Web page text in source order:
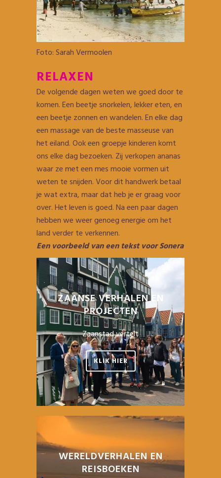
Foto: Sarah Vermoolen
RELAXEN
De volgende dagen weten we goed door te
komen. Een beetje snorkelen, lekker eten, en
een beetje zonnen en wandelen. En elke dag
een massage van de beste masseuse van
het eiland. Ook een groepje kinderen komt
ons elke dag bezoeken. Zij verkopen ananas
waar ze met een mes mooie vormen uit
weten te snijden. Voor dit handwerk betaal
je wat extra, maar dat heb je er graag voor
over. Het leven is goed. Na een paar dagen
hebben we weer genoeg energie om het
land verder te verkennen.
Een voorbeeld van een tekst voor Sonera
ZAANSE VERHALEN EN
PROJECTEN
Zaanstad vertelt
KLIK HIER
WERELDVERHALEN EN
REISBOEKEN